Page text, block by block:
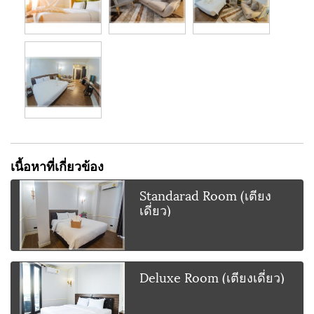
เนื้อหาที่เกี่ยวข้อง
Standarad Room (เตียง
เดี่ยว)
Deluxe Room (เตียงเดี่ยว)